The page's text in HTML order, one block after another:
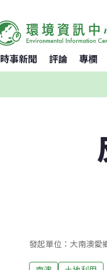
時事新聞 評論 專欄
發起單位：大南澳愛